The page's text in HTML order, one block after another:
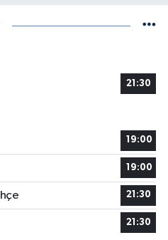
21:30
19:00
19:00
21:30
21:30